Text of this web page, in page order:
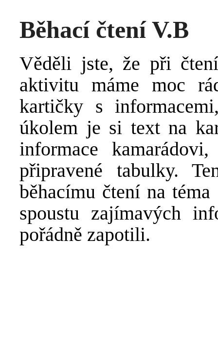
Běhací čtení V.B
Věděli jste, že při
aktivitu máme moc
kartičky s
úkolem je si text na
informace
připravené tabulky.
běhacímu čtení na
spoustu zajímavých
pořádně zapotili.